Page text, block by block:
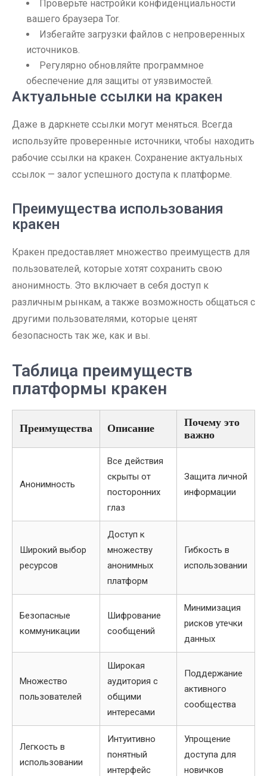
Проверьте настройки конфиденциальности
вашего браузера Tor.
Избегайте загрузки файлов с непроверенных
источников.
Регулярно обновляйте программное
обеспечение для защиты от уязвимостей.
Актуальные ссылки на кракен
Даже в даркнете ссылки могут меняться. Всегда
используйте проверенные источники, чтобы находить
рабочие ссылки на кракен. Сохранение актуальных
ссылок — залог успешного доступа к платформе.
Преимущества использования
кракен
Кракен предоставляет множество преимуществ для
пользователей, которые хотят сохранить свою
анонимность. Это включает в себя доступ к
различным рынкам, а также возможность общаться с
другими пользователями, которые ценят
безопасность так же, как и вы.
Таблица преимуществ
платформы кракен
Преимущества Описание
Почему это
важно
Анонимность
Все действия
скрыты от
посторонних
глаз
Защита личной
информации
Широкий выбор
ресурсов
Доступ к
множеству
анонимных
платформ
Гибкость в
использовании
Безопасные
коммуникации
Шифрование
сообщений
Минимизация
рисков утечки
данных
Множество
пользователей
Широкая
аудитория с
общими
интересами
Поддержание
активного
сообщества
Легкость в
использовании
Интуитивно
понятный
интерфейс
Упрощение
доступа для
новичков